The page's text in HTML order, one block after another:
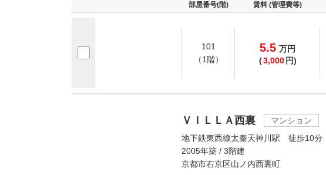
部屋番号(階) 賃料 (管理費等)
101
（1階）
5.5 万円
(3,000 円)
ＶＩＬＬＡ西裏
マンション
地下鉄東西線太秦天神川駅 徒歩10分
2005年築 / 3階建
京都市右京区山ノ内西裏町